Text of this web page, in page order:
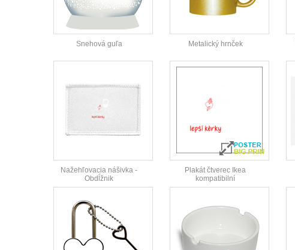
Snehová guľa Metalický hrnček
Nažehľovacia nášivka -
Obdĺžnik
Plakát čtverec Ikea
kompatibilní